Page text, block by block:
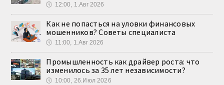
🕔 12:00, 1.Авг 2026
Как не попасться на уловки финансовых
мошенников? Советы специалиста
🕔 11:00, 1.Авг 2026
Промышленность как драйвер роста: что
изменилось за 35 лет независимости?
🕔 10:00, 26.Июл 2026